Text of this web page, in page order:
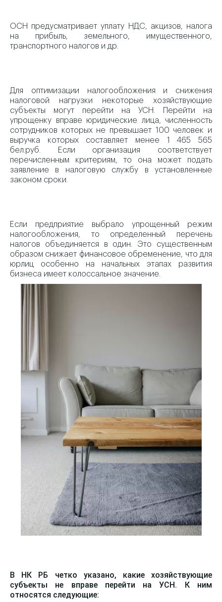
ОСН предусматривает уплату НДС, акцизов, налога
на прибыль, земельного, имущественного,
транспортного налогов и др.
Для оптимизации налогообложения и снижения
налоговой нагрузки некоторые хозяйствующие
субъекты могут перейти на УСН. Перейти на
упрощенку вправе юридические лица, численность
сотрудников которых не превышает 100 человек и
выручка которых составляет менее 1 465 565
бел.руб. Если организация соответствует
перечисленным критериям, то она может подать
заявление в налоговую службу в установленные
законом сроки.
Если предприятие выбрало упрощенный режим
налогообложения, то определенный перечень
налогов объединяется в один. Это существенным
образом снижает финансовое обременение, что для
юрлиц особенно на начальных этапах развития
бизнеса имеет колоссальное значение.
В НК РБ четко указано, какие хозяйствующие
субъекты не вправе перейти на УСН. К ним
относятся следующие: